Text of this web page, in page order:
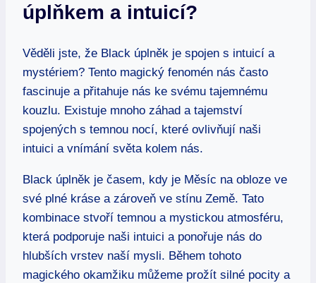
úplňkem a intuicí?
Věděli jste, že Black úplněk je spojen s intuicí a
mystériem? Tento magický fenomén nás často
fascinuje a přitahuje nás ke svému tajemnému
kouzlu. Existuje mnoho záhad a tajemství
spojených s temnou nocí, které ovlivňují naši
intuici a vnímání světa kolem nás.
Black úplněk je časem, kdy je Měsíc na obloze ve
své plné kráse a zároveň ve stínu Země. Tato
kombinace stvoří temnou a mystickou atmosféru,
která podporuje naši intuici a ponořuje nás do
hlubších vrstev naší mysli. Během tohoto
magického okamžiku můžeme prožít silné pocity a